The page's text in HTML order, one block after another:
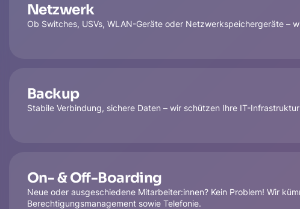
Netzwerk
Ob Switches, USVs, WLAN-Geräte oder Netzwerkspeichergeräte –
Backup
Stabile Verbindung, sichere Daten – wir schützen Ihre IT-
On- & Off-Boarding
Neue oder ausgeschiedene Mitarbeiter:innen? Kein Problem! Wir
Berechtigungsmanagement sowie Telefonie.